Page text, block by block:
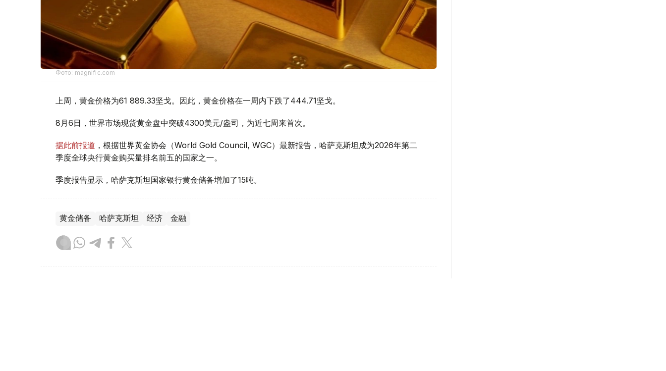
Фото: magnific.com
上周，黄金价格为61 889.33坚戈。因此，黄金价格在一周内下跌了444.71坚戈。
8月6日，世界市场现货黄金盘中突破4300美元/盎司，为近七周来首次。
据此前报道 ，根据世界黄金协会（World Gold Council, WGC）最新报告，哈萨克斯坦成为2026年第二
季度全球央行黄金购买量排名前五的国家之一。
季度报告显示，哈萨克斯坦国家银行黄金储备增加了15吨。
黄金储备 哈萨克斯坦 经济 金融